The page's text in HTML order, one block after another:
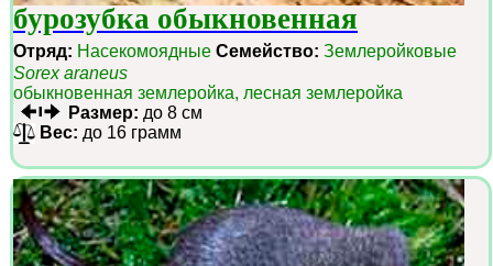
бурозубка обыкновенная
Отряд: Насекомоядные Семейство: Землеройковые
Sorex araneus
обыкновенная землеройка, лесная землеройка
Размер: до 8 см
Вес: до 16 грамм